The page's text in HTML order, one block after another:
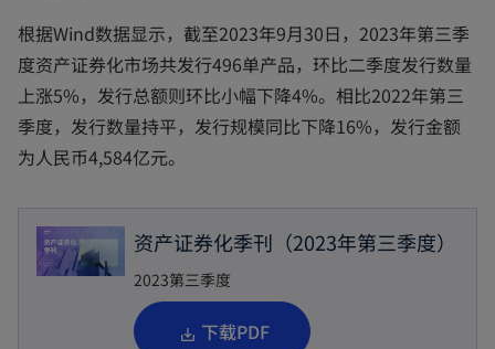
根据Wind数据显示，截至2023年9月30日，2023年第三季
度资产证券化市场共发行496单产品，环比二季度发行数量
上涨5%，发行总额则环比小幅下降4%。相比2022年第三
季度，发行数量持平，发行规模同比下降16%，发行金额
为人民币4,584亿元。
资产证券化季刊（2023年第三季度）
2023第三季度
下载PDF
o